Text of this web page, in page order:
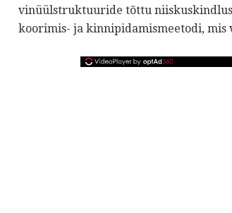
vinüülstruktuuride tõttu
koorimis- ja kinnipidamismeetodi, mis